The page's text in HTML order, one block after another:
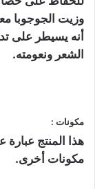
وزيت الجوجوبا
أنه يسيطر على
الشعر ونعومته.
مكونات :
مكونات أخرى.